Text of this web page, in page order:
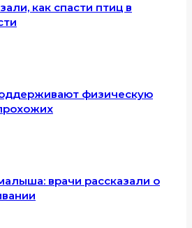
как спасти птиц в
физическую
врачи рассказали о